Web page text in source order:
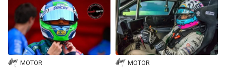
MOTOR MOTOR